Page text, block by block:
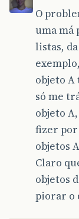
O
uma má
listas,
objeto A
só me
objeto
fizer
objetos
Claro
objetos
piorar o